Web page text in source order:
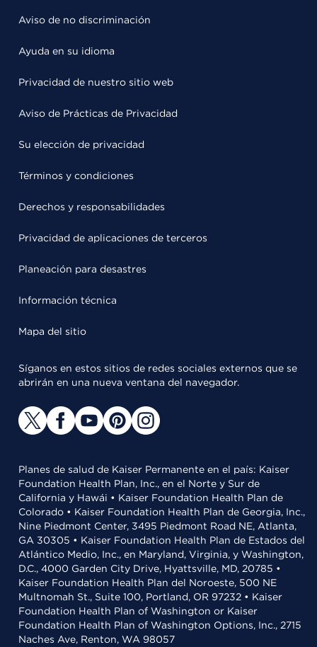
Aviso de no discriminación
Ayuda en su idioma
Privacidad de nuestro sitio web
Aviso de Prácticas de Privacidad
Su elección de privacidad
Términos y condiciones
Derechos y responsabilidades
Privacidad de aplicaciones de terceros
Planeación para desastres
Información técnica
Mapa del sitio
Síganos en estos sitios de redes sociales externos que se
abrirán en una nueva ventana del navegador.
Planes de salud de Kaiser Permanente en el país: Kaiser
Foundation Health Plan, Inc., en el Norte y Sur de
California y Hawái • Kaiser Foundation Health Plan de
Colorado • Kaiser Foundation Health Plan de Georgia, Inc.,
Nine Piedmont Center, 3495 Piedmont Road NE, Atlanta,
GA 30305 • Kaiser Foundation Health Plan de Estados del
Atlántico Medio, Inc., en Maryland, Virginia, y Washington,
D.C., 4000 Garden City Drive, Hyattsville, MD, 20785 •
Kaiser Foundation Health Plan del Noroeste, 500 NE
Multnomah St., Suite 100, Portland, OR 97232 • Kaiser
Foundation Health Plan of Washington or Kaiser
Foundation Health Plan of Washington Options, Inc., 2715
Naches Ave, Renton, WA 98057